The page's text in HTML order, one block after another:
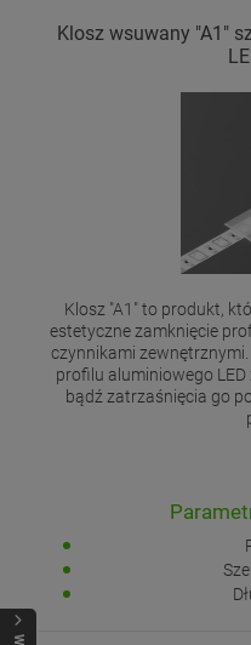
Klosz wsuwany "A1"
Klosz "A1" to produkt,
estetyczne zamknięcie
czynnikami
profilu aluminiowego
bądź zatrzaśnięcia go